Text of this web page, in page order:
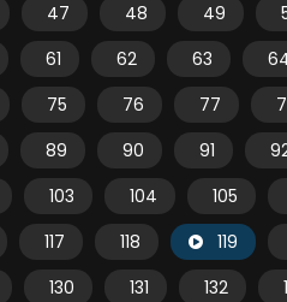
47 48 49
61 62 63
75 76 77
89 90 91
103 104 105
117 118 119
130 131 132